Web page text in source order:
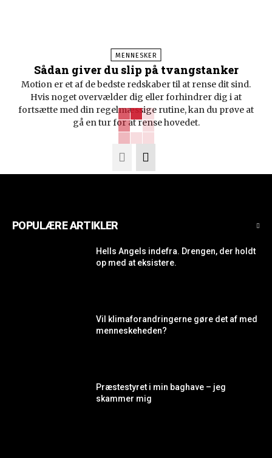
MENNESKER
Sådan giver du slip på tvangstanker
Motion er et af de bedste redskaber til at rense dit sind.
Hvis noget overvælder dig eller forhindrer dig i at
fortsætte med din regelmæssige rutine, kan du prøve at
gå en tur for at rense hovedet.
POPULÆRE ARTIKLER
Hells Angels indefra. Drengen, der holdt
op med at eksistere.
Vil klimaforandringerne gøre det af med
menneskeheden?
Præstestyret i min baghave – jeg
skammer mig